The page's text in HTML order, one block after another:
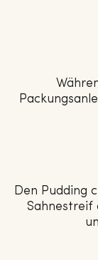
Den Pudding
Sahnestreif